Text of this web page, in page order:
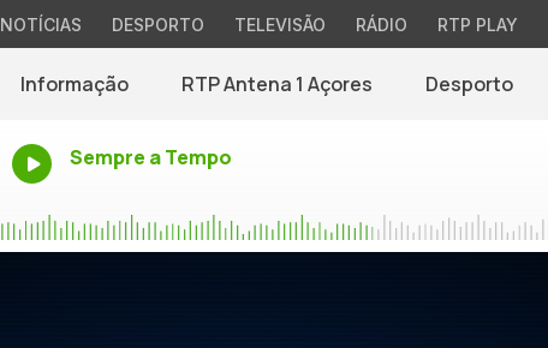
NOTÍCIAS DESPORTO TELEVISÃO RÁDIO RTP PLAY
Informação RTP Antena 1 Açores Desporto
Sempre a Tempo